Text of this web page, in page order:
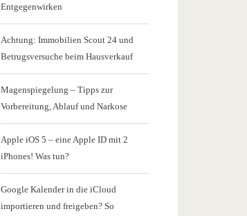
Entgegenwirken
Achtung: Immobilien Scout 24 und
Betrugsversuche beim Hausverkauf
Magenspiegelung – Tipps zur
Vorbereitung, Ablauf und Narkose
Apple iOS 5 – eine Apple ID mit 2
iPhones! Was tun?
Google Kalender in die iCloud
importieren und freigeben? So